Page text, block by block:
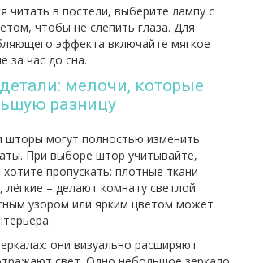
читать в постели, выберите лампу с
чтобы не слепить глаза. Для
эффекта включайте мягкое
за час до сна.
мелочи, которые
разницу
шторы могут полностью изменить
При выборе штор учитывайте,
пропускать: плотные ткани
– делают комнату светлой.
узором или ярким цветом может
они визуально расширяют